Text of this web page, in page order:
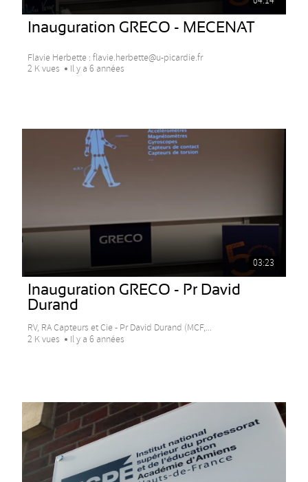
Inauguration GRECO - MECENAT
Flavie Herbette : flavie.herbette@u-picardie.fr
2 K vues
Il y a 6 années
03:23
Inauguration GRECO - Pr David
Durand
RV, RA Capteurs et Cie - Pr David Durand (MCF,...
2 K vues
Il y a 6 années